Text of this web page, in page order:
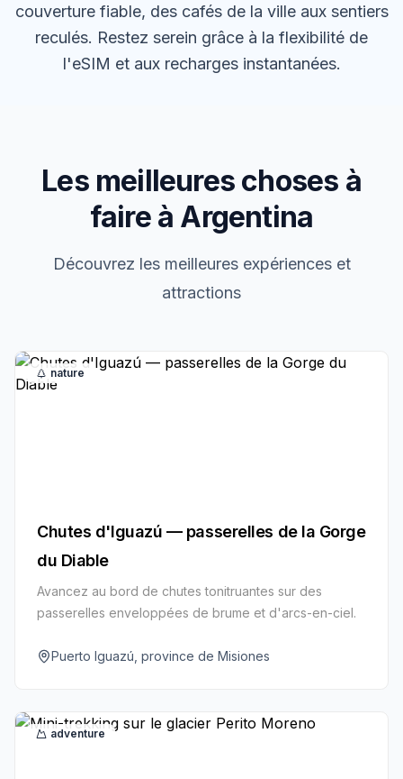
couverture fiable, des cafés de la ville aux sentiers
reculés. Restez serein grâce à la flexibilité de
l'eSIM et aux recharges instantanées.
Les meilleures choses à
faire à Argentina
Découvrez les meilleures expériences et
attractions
nature
Chutes d'Iguazú — passerelles de la Gorge
du Diable
Avancez au bord de chutes tonitruantes sur des
passerelles enveloppées de brume et d'arcs-en-ciel.
Puerto Iguazú, province de Misiones
adventure